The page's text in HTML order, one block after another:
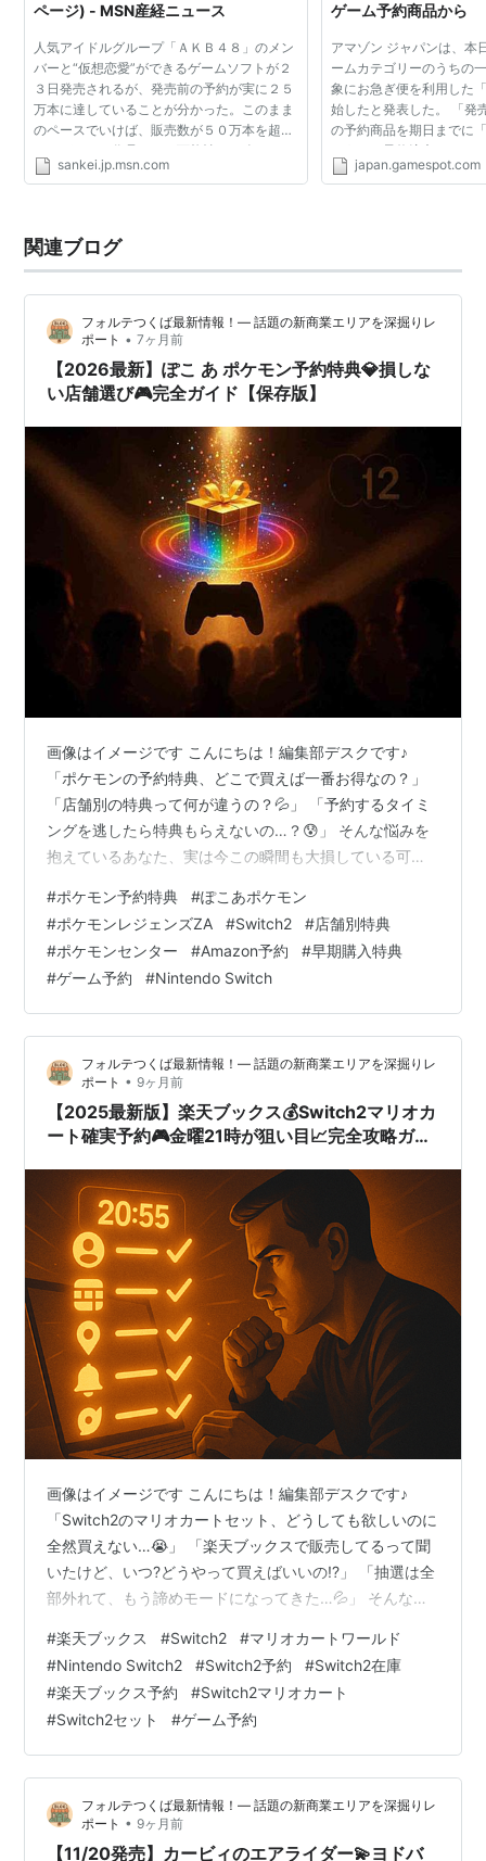
ページ) - MSN産経ニュース
人気アイドルグループ「ＡＫＢ４８」のメン
バーと“仮想恋愛”ができるゲームソフトが２
３日発売されるが、発売前の予約が実に２５
万本に達していることが分かった。このまま
のペースでいけば、販売数が５０万本を超え
るメガヒット作品になる可能性も。改めてＡ
ＫＢの人気のスゴさをみせつけることになり
sankei.jp.msn.com
ゲーム予約商品から
アマゾン ジャパンは、本
ームカテゴリーのうちの
象にお急ぎ便を利用した
始したと発表した。 「発
の予約商品を期日までに
のうえで予約注文すると
を除いて、発売日に商品
japan.gamespot.com
関連ブログ
フォルテつくば最新情報！— 話題の新商業エリアを深掘りレ
ポート • 7ヶ月前
【2026最新】ぽこ あ ポケモン予約特典💎損しな
い店舗選び🎮完全ガイド【保存版】
画像はイメージです こんにちは！編集部デスクです♪
「ポケモンの予約特典、どこで買えば一番お得なの？」
「店舗別の特典って何が違うの？💦」 「予約するタイミ
ングを逃したら特典もらえないの…？😰」 そんな悩みを
抱えているあなた、実は今この瞬間も大損している可能
作には、知らないと絶対に損をする「隠された特典価
値」があるから✨ 実際に編集部で調査したところ… ❌ 特
典の真の価値を知らずに安易に予約して後悔 ❌ 店舗選び
を間違えて数千円の損失 ❌ 受け取り期限を逃して特典を
無駄にする こんな失敗をしている人が続出しているんで
す😱 でも安心してくだ…
#ポケモン予約特典 #ぽこあポケモン
#ポケモンレジェンズZA #Switch2 #店舗別特典
#ポケモンセンター #Amazon予約 #早期購入特典
#ゲーム予約 #Nintendo Switch
フォルテつくば最新情報！— 話題の新商業エリアを深掘りレ
ポート • 9ヶ月前
【2025最新版】楽天ブックス💰Switch2マリオカ
ート確実予約🎮金曜21時が狙い目📈完全攻略ガイ
画像はイメージです こんにちは！編集部デスクです♪
「Switch2のマリオカートセット、どうしても欲しいのに
全然買えない…😭」 「楽天ブックスで販売してるって聞
いたけど、いつ?どうやって買えばいいの!?」 「抽選は全
部外れて、もう諦めモードになってきた…💦」 そんなあ
部デスクも最初は同じような状況だったんです💦 でも、
楽天ブックスの販売パターンを3ヶ月間徹底分析した結
果、**金曜日の21時台を中心に、突然在庫が復活する
「ゲリラ販売」**が頻繁に行われているという驚愕の事
実を発見したんです！🔥 過去12週間分のデータを分析し
た結果、**金曜2…
#楽天ブックス #Switch2 #マリオカートワールド
#Nintendo Switch2 #Switch2予約 #Switch2在庫
#楽天ブックス予約 #Switch2マリオカート
#Switch2セット #ゲーム予約
フォルテつくば最新情報！— 話題の新商業エリアを深掘りレ
ポート • 9ヶ月前
【11/20発売】カービィのエアライダー💫ヨドバ